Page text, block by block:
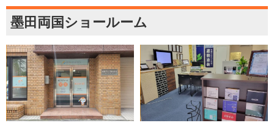
墨田両国ショールーム